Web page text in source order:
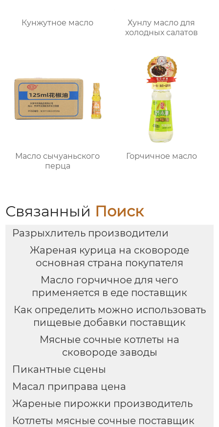
Кунжутное масло
Хунлу масло для
холодных салатов
Масло сычуаньского
перца
Горчичное масло
Связанный Поиск
Разрыхлитель производители
Жареная курица на сковороде
основная страна покупателя
Масло горчичное для чего
применяется в еде поставщик
Как определить можно использовать
пищевые добавки поставщик
Мясные сочные котлеты на
сковороде заводы
Пикантные сцены
Масал приправа цена
Жареные пирожки производитель
Котлеты мясные сочные поставщик